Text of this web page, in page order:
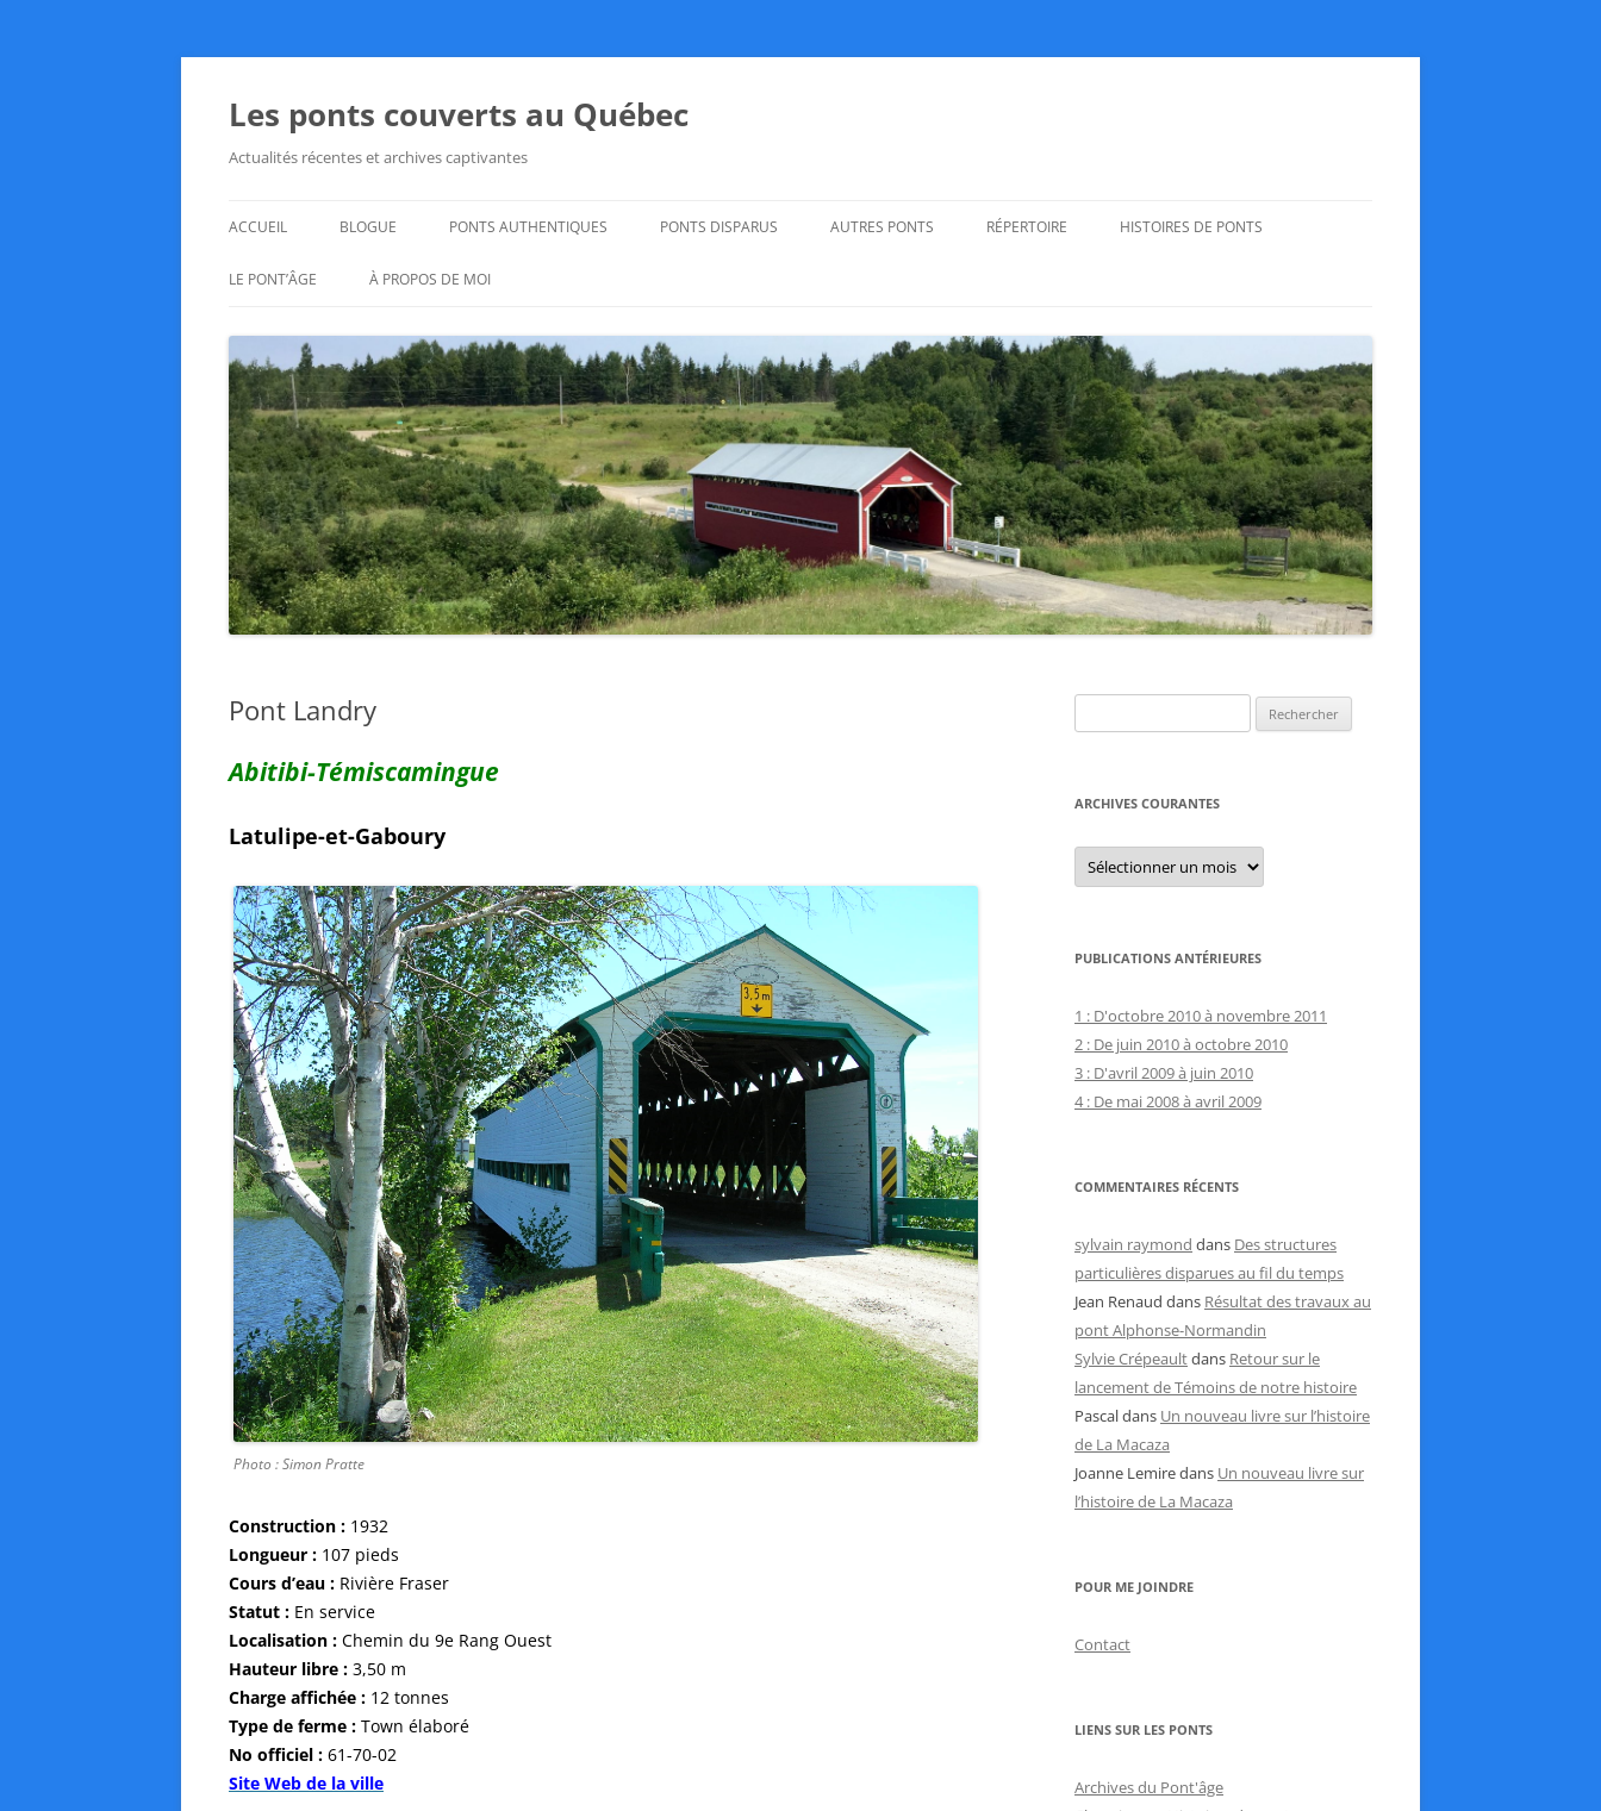
Aller
Les ponts couverts au Québec
Actualités récentes et archives captivantes
ACCUEIL BLOGUE PONTS AUTHENTIQUES PONTS DISPARUS AUTRES PONTS RÉPERTOIRE HISTOIRES DE PONTS
LE PONT’ÂGE À PROPOS DE MOI
Pont Landry
Abitibi-Témiscamingue
Latulipe-et-Gaboury
Photo : Simon Pratte
Construction : 1932
Longueur : 107 pieds
Cours d’eau : Rivière Fraser
Statut : En service
Localisation : Chemin du 9e Rang Ouest
Hauteur libre : 3,50 m
Charge affichée : 12 tonnes
Type de ferme : Town élaboré
No officiel : 61-70-02
Site Web de la ville
ARCHIVES COURANTES
Archives
courantes
PUBLICATIONS ANTÉRIEURES
1 : D'octobre 2010 à novembre 2011
2 : De juin 2010 à octobre 2010
3 : D'avril 2009 à juin 2010
4 : De mai 2008 à avril 2009
COMMENTAIRES RÉCENTS
sylvain raymond dans Des structures
particulières disparues au fil du temps
Jean Renaud dans Résultat des travaux au
pont Alphonse-Normandin
Sylvie Crépeaultdans Retour sur le
lancement de Témoins de notre histoire
Pascaldans Un nouveau livre sur l’histoire
de La Macaza
Joanne Lemiredans Un nouveau livre sur
l’histoire de La Macaza
POUR ME JOINDRE
Contact
LIENS SUR LES PONTS
Archives du Pont'âge